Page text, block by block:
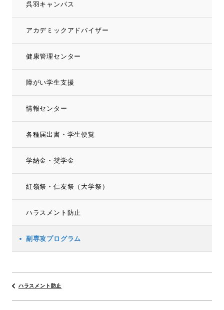
呉羽キャンパス
アカデミックアドバイザー
健康管理センター
障がい学生支援
情報センター
各種届出書・学生便覧
学納金・奨学金
紅嶺祭・仁友祭（大学祭）
ハラスメント防止
副専攻プログラム
ハラスメント防止